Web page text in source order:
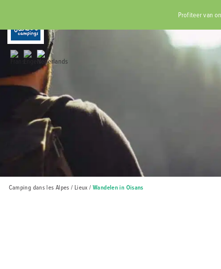
RÉSERVER
Camping dans les Alpes / Lieux / Wandelen in Oisans
Profiteer van